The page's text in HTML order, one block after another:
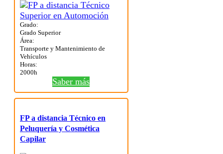
Grado:
Grado Superior
Área:
Transporte y Mantenimiento de
Vehículos
Horas:
2000h
Saber más
FP a distancia Técnico en
Peluquería y Cosmética
Capilar